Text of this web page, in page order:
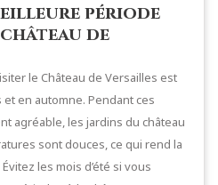
période
de
le Château de Versailles est
en automne. Pendant ces
agréable, les jardins du château
sont douces, ce qui rend la
les mois d’été si vous